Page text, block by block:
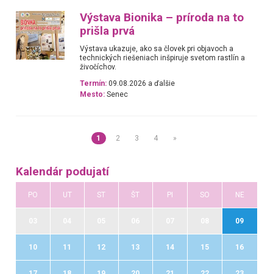
Výstava Bionika – príroda na to
prišla prvá
Výstava ukazuje, ako sa človek pri objavoch a
technických riešeniach inšpiruje svetom rastlín a
živočíchov.
Termín: 09.08.2026 a ďalšie
Mesto: Senec
1 2 3 4 »
Kalendár podujatí
PO UT ST ŠT PI SO NE
09
10 11 12 13 14 15 16